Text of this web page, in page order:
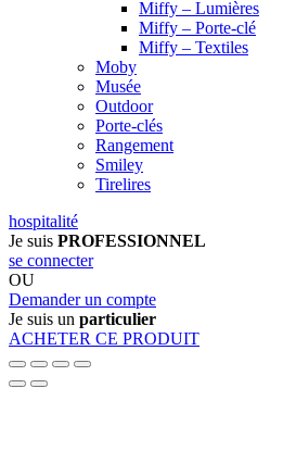
Miffy – Lumières
Miffy – Porte-clé
Miffy – Textiles
Moby
Musée
Outdoor
Porte-clés
Rangement
Smiley
Tirelires
hospitalité
Je suis PROFESSIONNEL
se connecter
OU
Demander un compte
Je suis un particulier
ACHETER CE PRODUIT